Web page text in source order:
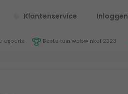
Klantenservice Inloggen
experts Beste tuin webwinkel 2023